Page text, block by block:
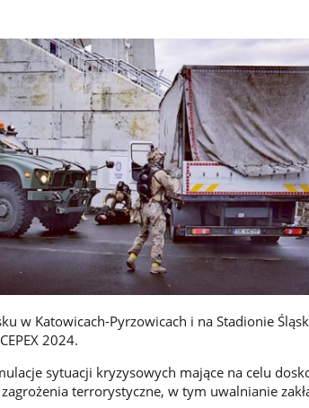
w Katowicach-Pyrzowicach i na Stadionie
2024.
sytuacji kryzysowych mające na celu
terrorystyczne, w tym uwalnianie